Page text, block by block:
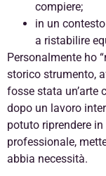
compiere;
in un
a ristabilire
Personalmente ho
storico strumento,
fosse stata un’arte
dopo un lavoro
potuto riprendere
professionale,
abbia necessità.